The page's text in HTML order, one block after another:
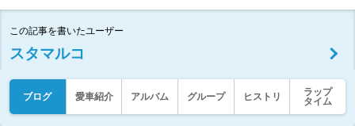
この記事を書いたユーザー
スタマルコ
ブログ 愛車紹介 アルバム グループ ヒストリ
ラップ
タイム